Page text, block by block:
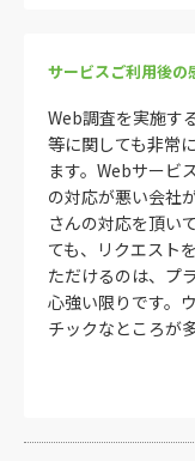
サービスご利用後の
Web調査を実施す
等に関しても非常
ます。Webサービ
の対応が悪い会社
さんの対応を頂い
ても、リクエスト
ただけるのは、プ
心強い限りです。
チックなところが